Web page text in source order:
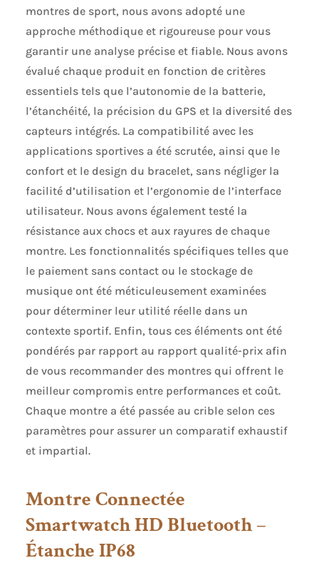
montres de sport, nous avons adopté une
approche méthodique et rigoureuse pour vous
garantir une analyse précise et fiable. Nous avons
évalué chaque produit en fonction de critères
essentiels tels que l’autonomie de la batterie,
l’étanchéité, la précision du GPS et la diversité des
capteurs intégrés. La compatibilité avec les
applications sportives a été scrutée, ainsi que le
confort et le design du bracelet, sans négliger la
facilité d’utilisation et l’ergonomie de l’interface
utilisateur. Nous avons également testé la
résistance aux chocs et aux rayures de chaque
montre. Les fonctionnalités spécifiques telles que
le paiement sans contact ou le stockage de
musique ont été méticuleusement examinées
pour déterminer leur utilité réelle dans un
contexte sportif. Enfin, tous ces éléments ont été
pondérés par rapport au rapport qualité-prix afin
de vous recommander des montres qui offrent le
meilleur compromis entre performances et coût.
Chaque montre a été passée au crible selon ces
paramètres pour assurer un comparatif exhaustif
et impartial.
Montre Connectée
Smartwatch HD Bluetooth –
Étanche IP68